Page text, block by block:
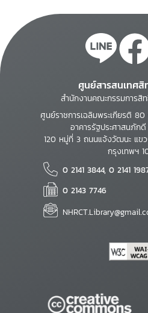
ศูนย์สารสนเทศ
สำนักงานคณะกรรมการสิ
ศูนย์ราชการเฉลิมพระเกียรติ
อาคารรัฐประศาสนภัก
120 หมู่ที่ 3 ถนนแจ้งวัฒนะ แข
กรุงเทพฯ
0 2141 3844, 0 2141
0 2143 7746